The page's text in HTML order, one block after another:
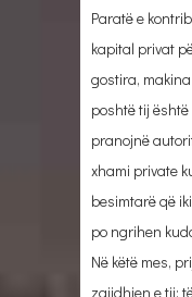
Paratë e
kapital privat
gostira,
poshtë tij
pranojnë
xhami private
besimtarë që
po ngrihen
Në këtë mes,
zgjidhjen e tij: